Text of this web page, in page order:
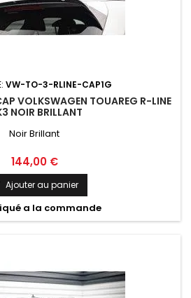
VW-TO-3-RLINE-CAP1G
VOLKSWAGEN TOUAREG R-LINE
NOIR BRILLANT
Noir Brillant
Prix
144,00 €
Ajouter au panier
a la commande